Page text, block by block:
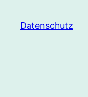
Datenschutz